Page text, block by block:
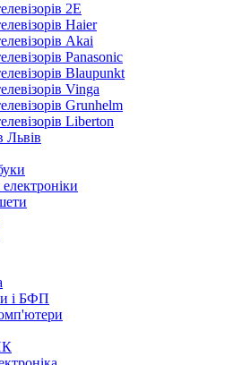
2E
Haier
Akai
Panasonic
Blaupunkt
Vinga
Grunhelm
Liberton
Львів
і БФП